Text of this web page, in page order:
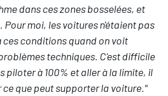
dans ces zones bosselées, et
moi, les voitures n'étaient pas
conditions quand on voit
techniques. C'est difficile
piloter à 100% et aller à la limite, il
ce que peut supporter la voiture."